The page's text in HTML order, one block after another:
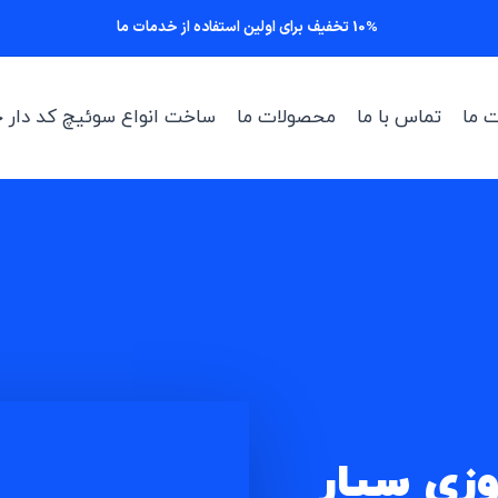
ما تماس با ما محصولات ما ساخت انواع سوئیچ کد دار
سیار